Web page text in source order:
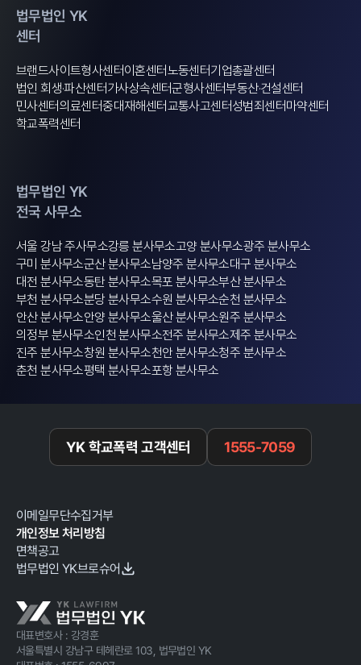
계약 과정에서 발생한 민사상 분쟁이라며 사
기 의도를 부인하고 있다.법무법인YK 김지
훈 변호사는 TV조선과의 인터뷰에서 "사기
되면 특경법상 가중처벌 대상이 될 수 있
다"며 "별개 범행으로 인정될 경우 형량이 더
무거워질 수 있고, 실제 선고형은 피해 회복
여부가 중요하게 작용할 것"이라고 설명했
다.
법무법인 YK
센터
브랜드사이트형사센터이혼센터노동센터기업총괄센터
법인 회생·파산센터가사상속센터군형사센터부동산·건설센터
민사센터의료센터중대재해센터교통사고센터성범죄센터마약센터
학교폭력센터
법무법인 YK
전국 사무소
서울 강남 주사무소강릉 분사무소고양 분사무소광주 분사무소
구미 분사무소군산 분사무소남양주 분사무소대구 분사무소
대전 분사무소동탄 분사무소목포 분사무소부산 분사무소
부천 분사무소분당 분사무소수원 분사무소순천 분사무소
안산 분사무소안양 분사무소울산 분사무소원주 분사무소
의정부 분사무소인천 분사무소전주 분사무소제주 분사무소
진주 분사무소창원 분사무소천안 분사무소청주 분사무소
춘천 분사무소평택 분사무소포항 분사무소
YK 학교폭력 고객센터 1555-7059
이메일무단수집거부
개인정보 처리방침
면책공고
법무법인 YK브로슈어
대표변호사 : 강경훈
서울특별시 강남구 테헤란로 103, 법무법인 YK